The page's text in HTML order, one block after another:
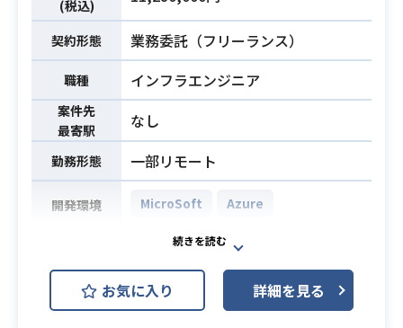
(税込)
契約形態 業務委託（フリーランス）
職種 インフラエンジニア
案件先
最寄駅
なし
勤務形態 一部リモート
開発環境 MicroSoft Azure
業務内容
大手通信でMicrosoft365の導入に伴
う設計(Exchange Online、Sharepoi
nt Online、Azure AD, その他各機能)
をお願いします。
お気に入り 詳細を見る